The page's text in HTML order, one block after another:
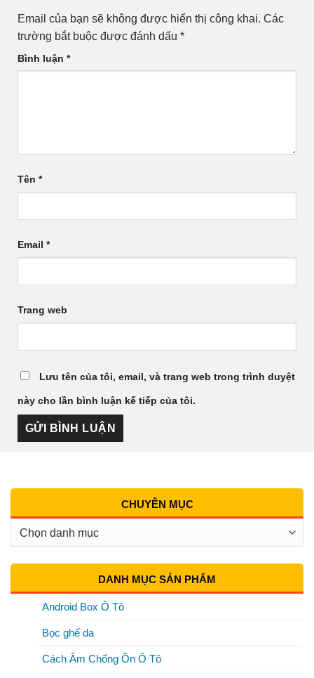
Email của bạn sẽ không được hiển thị công khai. Các
trường bắt buộc được đánh dấu *
Bình luận *
Tên *
Email *
Trang web
Lưu tên của tôi, email, và trang web trong trình duyệt
này cho lần bình luận kế tiếp của tôi.
CHUYÊN MỤC
Chuyên
DANH MỤC SẢN PHẨM
Android Box Ô Tô
Bọc ghế da
Cách Âm Chống Ồn Ô Tô